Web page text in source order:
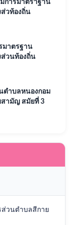
การมาตราฐาน
ส่วท้องถิ่น
ฐานจริยธรรม
มาตรฐาน
ส่วนท้องถิ่น
ธรรมประจำ
ตำบลหนองกอม
สามัญ สมัยที่ 3
ส่วนตำบลสีกาย